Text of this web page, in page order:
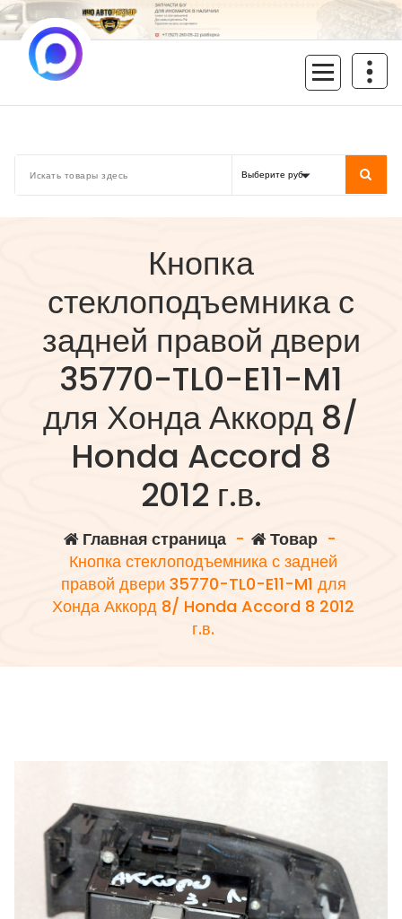
Перейти
к
содержимому
Кнопка
стеклоподъемника с
задней правой двери
35770-TL0-E11-M1
для Хонда Аккорд 8/
Honda Accord 8
2012 г.в.
Главная страница- Товар-
Кнопка стеклоподъемника с задней
правой двери 35770-TL0-E11-M1 для
Хонда Аккорд 8/ Honda Accord 8 2012
г.в.